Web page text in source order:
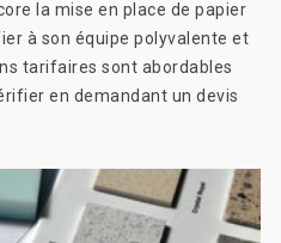
la mise en place de papier
à son équipe polyvalente et
tarifaires sont abordables
en demandant un devis